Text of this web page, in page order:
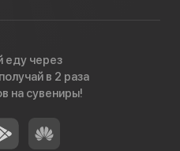
еду через
в 2 раза
на сувениры!